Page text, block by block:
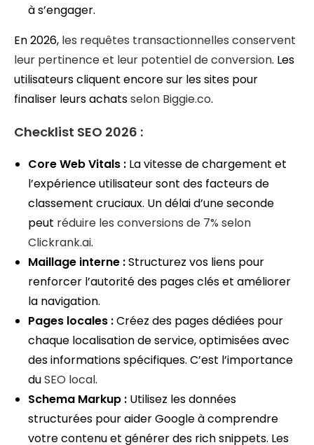
à s’engager.
En 2026, les requêtes transactionnelles conservent
leur pertinence et leur potentiel de conversion. Les
utilisateurs cliquent encore sur les sites pour
finaliser leurs achatsselon Biggie.co.
Checklist SEO 2026 :
Core Web Vitals : La vitesse de chargement et
l’expérience utilisateur sont des facteurs de
classement cruciaux. Un délai d’une seconde
peut réduire les conversions de 7% selon
Clickrank.ai.
Maillage interne :Structurez vos liens pour
renforcer l’autorité des pages clés et améliorer
la navigation.
Pages locales :Créez des pages dédiées pour
chaque localisation de service, optimisées avec
des informations spécifiques. C’est l’importance
duSEO local.
Schema Markup : Utilisez les données
structurées pour aider Google à comprendre
votre contenu et générer des rich snippets. Les